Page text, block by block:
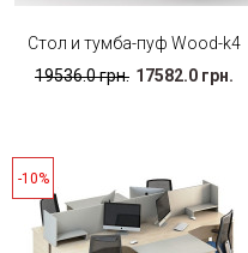
Стол и тумба-пуф Wood-k4
19536.0 грн. 17582.0 грн.
-10%